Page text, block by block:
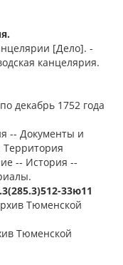
[Дело]. -
канцелярия.
декабрь 1752 года
-- Документы и
Территория
-- История --
33ю11
Тюменской
Тюменской